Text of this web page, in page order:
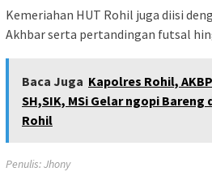
Kemeriahan HUT Rohil juga diisi
Akhbar serta pertandingan futsal
Baca Juga Kapolres Rohil,
SH,SIK, MSi Gelar ngopi Bareng
Rohil
Penulis: Jhony